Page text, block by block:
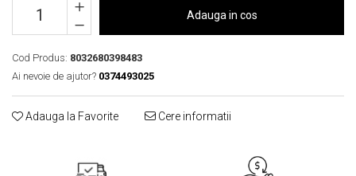
Solutie de indepartat rugina si
calcar
pentru par, masca de par
Vata demachianta
Adauga in cos
Cod Produs: 8032680398483
Ai nevoie de ajutor? 0374493025
Adauga la Favorite Cere informatii